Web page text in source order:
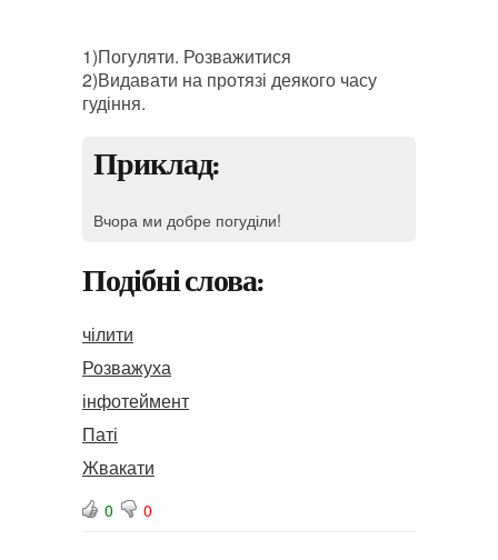
1)Погуляти. Розважитися
2)Видавати на протязі деякого часу
гудіння.
Приклад:
Вчора ми добре погуділи!
Подібні слова:
чілити
Розважуха
інфотеймент
Паті
Жвакати
0 0